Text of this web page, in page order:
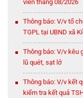
viên tháng 08/2026
Thông báo: V/v tổ
TGPL tại UBND xã
Thông báo: V/v kêu
lũ quét, sạt lở
Thông báo: V/v kết
kiểm tra kết quả